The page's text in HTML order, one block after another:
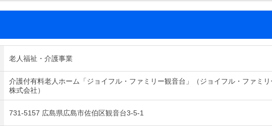
老人福祉・介護事業
介護付有料老人ホーム「ジョイフル・ファミリー観音台」（ジョイフル・ファミリ
株式会社）
731-5157 広島県広島市佐伯区観音台3-5-1